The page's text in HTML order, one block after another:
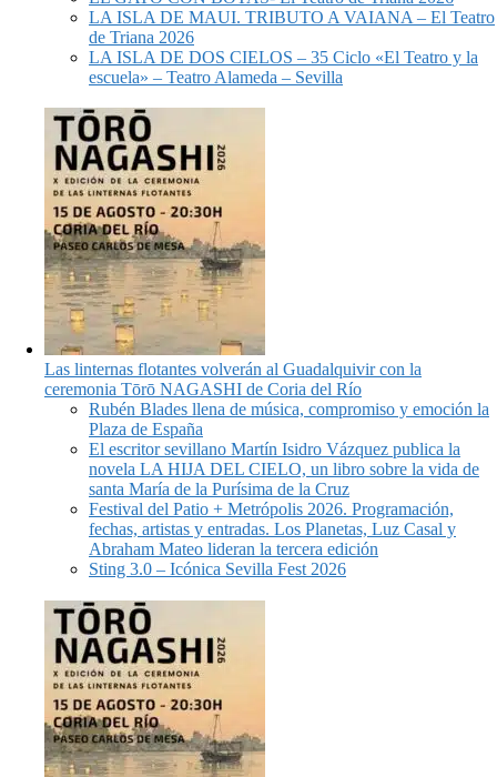
LA ISLA DE MAUI. TRIBUTO A VAIANA – El Teatro
de Triana 2026
LA ISLA DE DOS CIELOS – 35 Ciclo «El Teatro y la
escuela» – Teatro Alameda – Sevilla
Las linternas flotantes volverán al Guadalquivir con la
ceremonia Tōrō NAGASHI de Coria del Río
Rubén Blades llena de música, compromiso y emoción la
Plaza de España
El escritor sevillano Martín Isidro Vázquez publica la
novela LA HIJA DEL CIELO, un libro sobre la vida de
santa María de la Purísima de la Cruz
Festival del Patio + Metrópolis 2026. Programación,
fechas, artistas y entradas. Los Planetas, Luz Casal y
Abraham Mateo lideran la tercera edición
Sting 3.0 – Icónica Sevilla Fest 2026